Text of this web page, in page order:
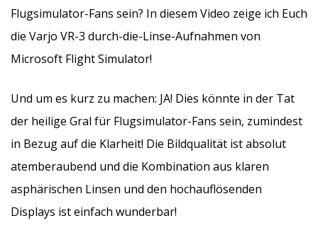
Flugsimulator-Fans sein? In diesem Video zeige ich Euch
die Varjo VR-3 durch-die-Linse-Aufnahmen von
Microsoft Flight Simulator!
Und um es kurz zu machen: JA! Dies könnte in der Tat
der heilige Gral für Flugsimulator-Fans sein, zumindest
in Bezug auf die Klarheit! Die Bildqualität ist absolut
atemberaubend und die Kombination aus klaren
asphärischen Linsen und den hochauflösenden
Displays ist einfach wunderbar!